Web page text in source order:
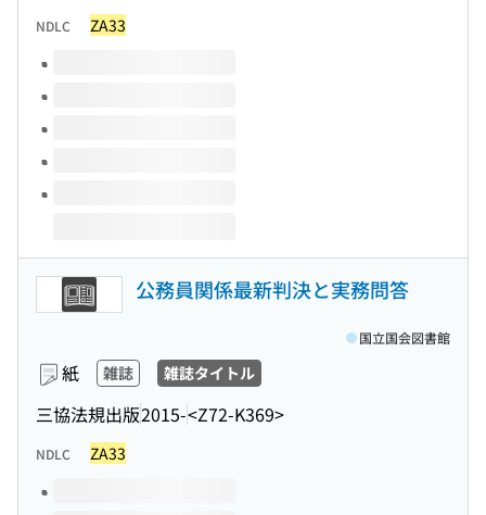
NDLC ZA33
このタイトルの巻号
公務員関係最新判決と実務問答
紙 雑誌 雑誌タイトル
三協法規出版2015-<Z72-K369>
国立国会図書館
NDLC ZA33
このタイトルの巻号